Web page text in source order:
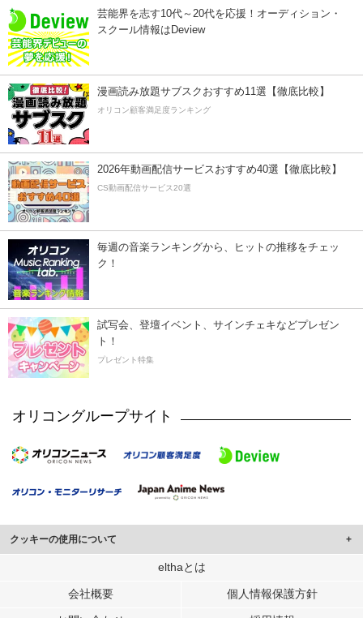
芸能界を志す10代～20代を応援！オーディション・
スクール情報はDeview
漫画読み放題サブスクおすすめ11選【徹底比較】
オリコン顧客満足度ランキング
2026年動画配信サービスおすすめ40選【徹底比較】
CS動画配信サービス20選
毎週の音楽ランキングから、ヒットの推移をチェッ
ク！
試写会、登壇イベント、サインチェキなどプレゼン
ト！
プレゼント特集
オリコングループサイト
クッキーの使用について
このサイトでは Cookie を使用して、ユーザーに合わせたコンテンツや広告の
行っています。
elthaとは
会社概要 個人情報保護方針